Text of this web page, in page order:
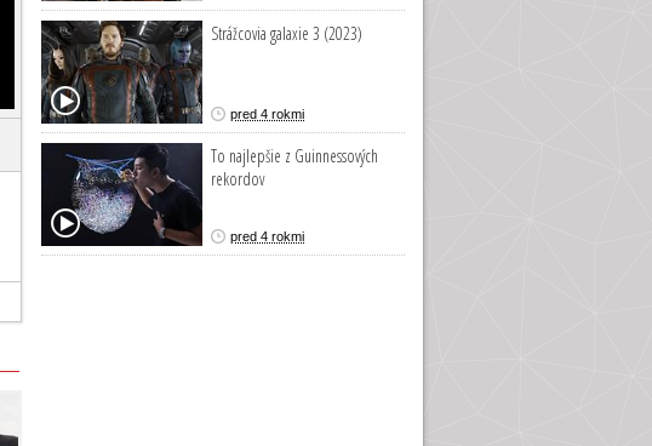
Strážcovia galaxie 3 (2023)
pred 4 rokmi
To najlepšie z Guinnessových
rekordov
pred 4 rokmi